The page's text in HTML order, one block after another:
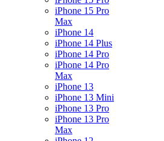
iPhone 15 Pro
Max
iPhone 14
iPhone 14 Plus
iPhone 14 Pro
iPhone 14 Pro
Max
iPhone 13
iPhone 13 Mini
iPhone 13 Pro
iPhone 13 Pro
Max